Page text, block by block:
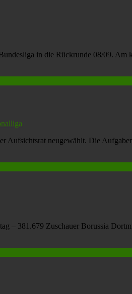
in die Rückrunde 08/09.
neugewählt. Die
– 381.679 Zuschauer Borussia